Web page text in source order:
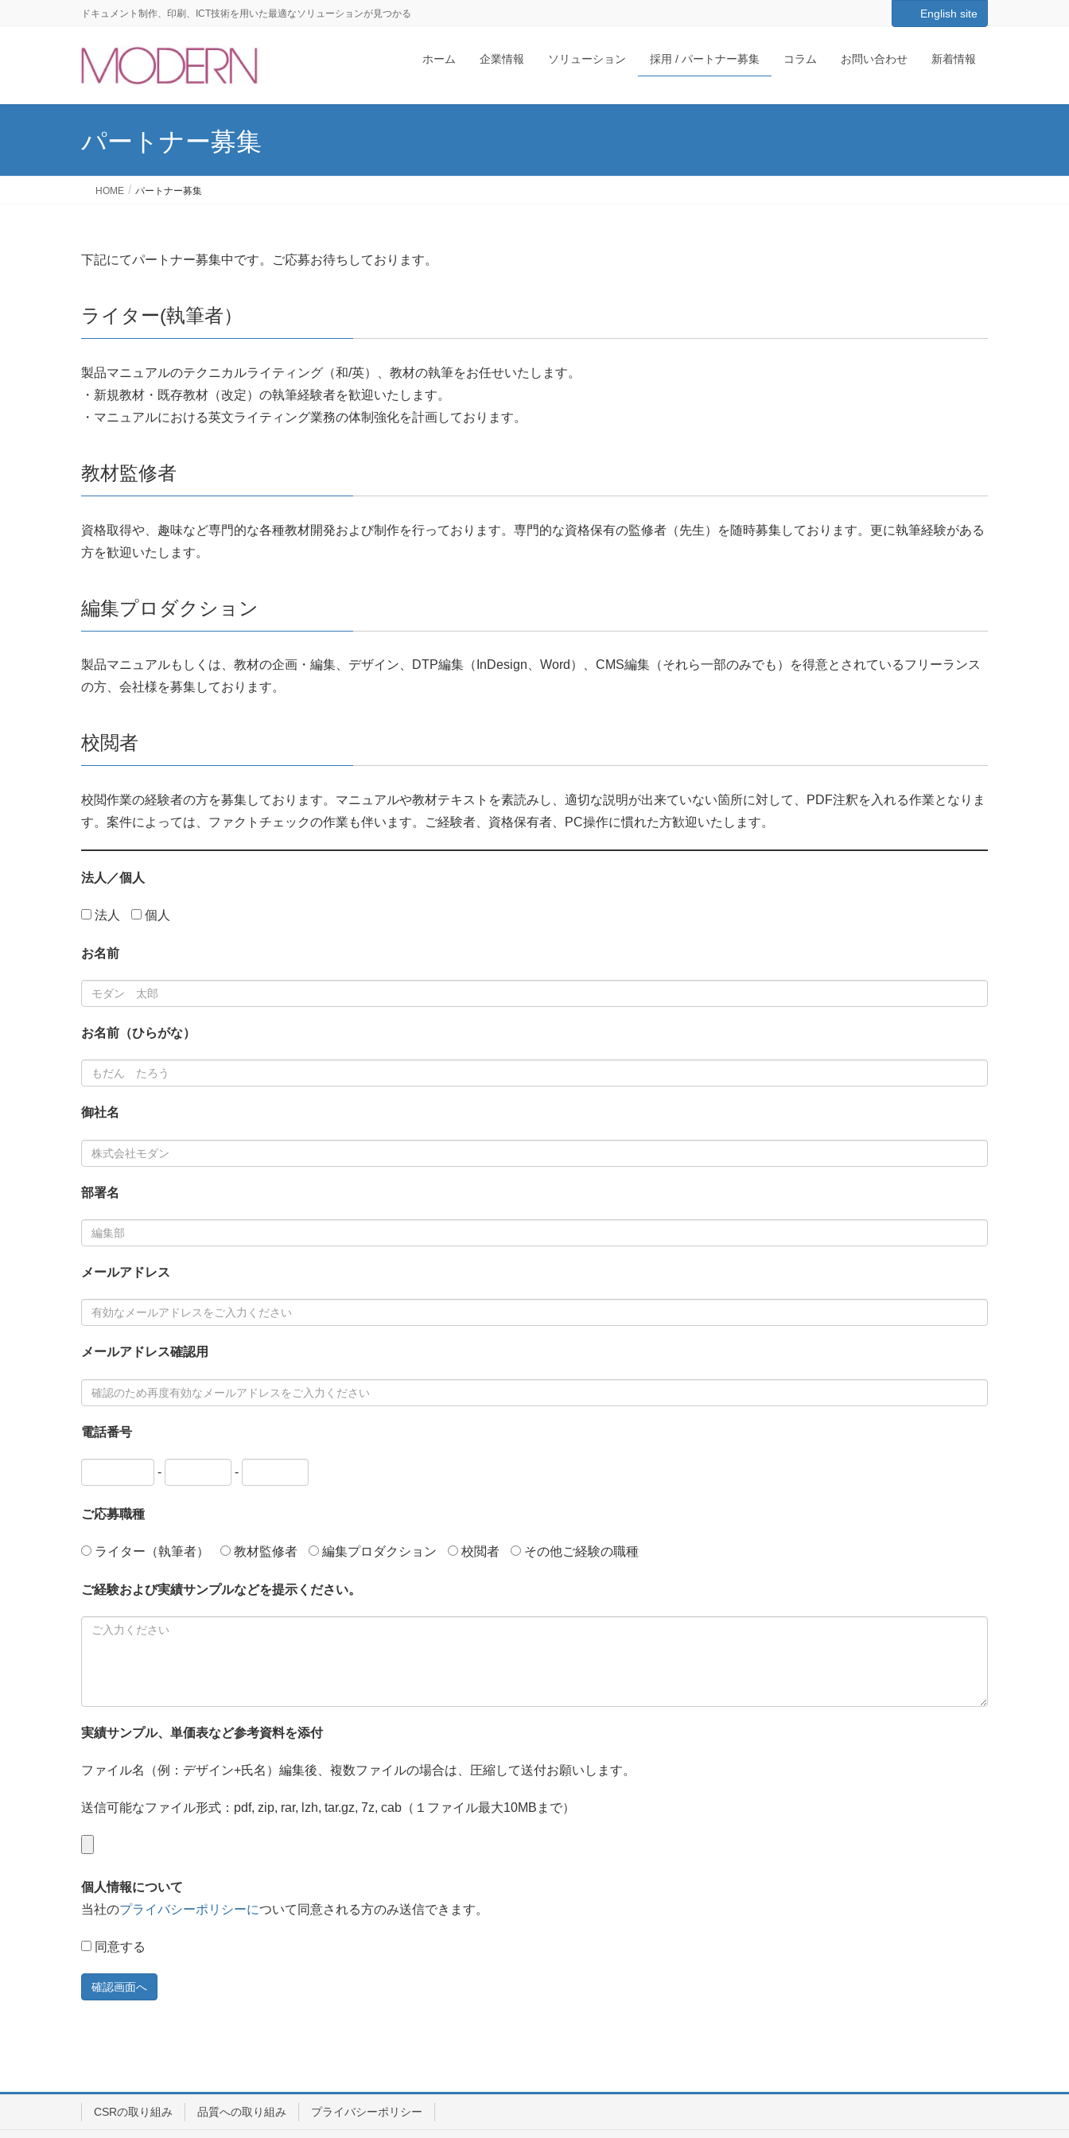
ドキュメント制作、印刷、ICT技術を用いた最適なソリューションが見つかる English site
ホーム 企業情報 ソリューション 採用 / パートナー募集 コラム お問い合わせ 新着情報
パートナー募集
HOME パートナー募集
下記にてパートナー募集中です。ご応募お待ちしております。
ライター(執筆者）
製品マニュアルのテクニカルライティング（和/英）、教材の執筆をお任せいたします。
・新規教材・既存教材（改定）の執筆経験者を歓迎いたします。
・マニュアルにおける英文ライティング業務の体制強化を計画しております。
教材監修者
資格取得や、趣味など専門的な各種教材開発および制作を行っております。専門的な資格保有の監修者（先生）を随時募集しております。更に執筆経験がある
方を歓迎いたします。
編集プロダクション
製品マニュアルもしくは、教材の企画・編集、デザイン、DTP編集（InDesign、Word）、CMS編集（それら一部のみでも）を得意とされているフリーランス
の方、会社様を募集しております。
校閲者
校閲作業の経験者の方を募集しております。マニュアルや教材テキストを素読みし、適切な説明が出来ていない箇所に対して、PDF注釈を入れる作業となりま
す。案件によっては、ファクトチェックの作業も伴います。ご経験者、資格保有者、PC操作に慣れた方歓迎いたします。
法人／個人
法人 個人
お名前
お名前（ひらがな）
御社名
部署名
メールアドレス
メールアドレス確認用
電話番号
- -
ご応募職種
ライター（執筆者） 教材監修者 編集プロダクション 校閲者 その他ご経験の職種
ご経験および実績サンプルなどを提示ください。
実績サンプル、単価表など参考資料を添付
ファイル名（例：デザイン+氏名）編集後、複数ファイルの場合は、圧縮して送付お願いします。
送信可能なファイル形式：pdf, zip, rar, lzh, tar.gz, 7z, cab（１ファイル最大10MBまで）
個人情報について
当社のプライバシーポリシーについて同意される方のみ送信できます。
同意する
CSRの取り組み 品質への取り組み プライバシーポリシー